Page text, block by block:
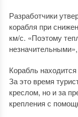
Разработчики
корабля при
км/с. «Поэтому
Корабль
За это время
креслом, но и за
крепления с